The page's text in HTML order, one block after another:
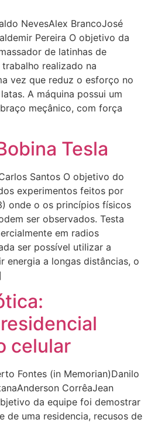
NevesAlex BrancoJosé
Pereira O objetivo da
de latinhas de
realizado na
vez que reduz o esforço no
A máquina possui um
meçânico, com força
Tesla
Santos O objetivo do
experimentos feitos por
onde o os princípios físicos
ser observados. Testa
em radios
ser possível utilizar a
energia a longas distâncias, o
celular
Fontes (in Memorian)Danilo
CorrêaJean
da equipe foi demostrar
de uma residencia, recusos de